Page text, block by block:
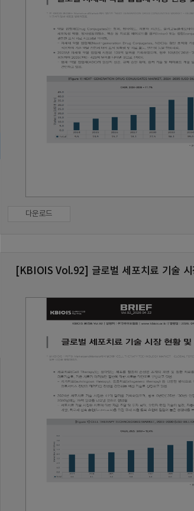
다운로드
[KBIOIS Vol.92] 글로벌 세포치료 기술